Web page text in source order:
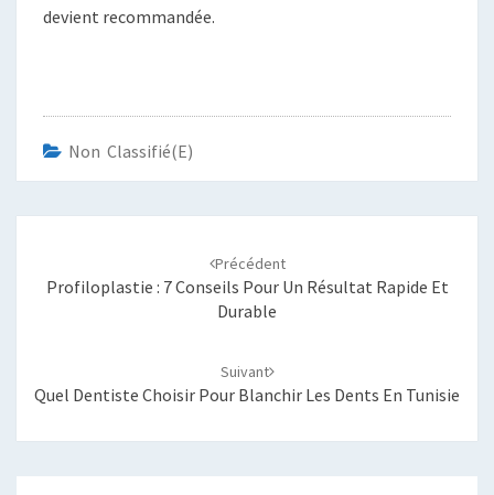
devient recommandée.
Non Classifié(e)
Précédent
Profiloplastie : 7 Conseils Pour Un Résultat Rapide Et
Durable
Suivant
Quel Dentiste Choisir Pour Blanchir Les Dents En Tunisie